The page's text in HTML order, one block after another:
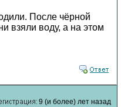
После чёрной
взяли воду, а на этом
9 (и более) лет назад